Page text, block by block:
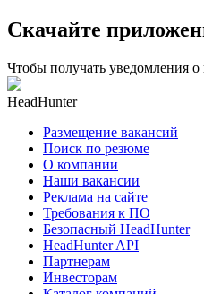
Скачайте
Чтобы получать уведомления
HeadHunter
Размещение вакансий
Поиск по резюме
О компании
Наши вакансии
Реклама на сайте
Требования к ПО
Безопасный HeadHunter
HeadHunter API
Партнерам
Инвесторам